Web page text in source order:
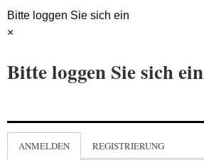
Bitte loggen Sie sich ein
×
Bitte loggen Sie sich ein
ANMELDEN REGISTRIERUNG